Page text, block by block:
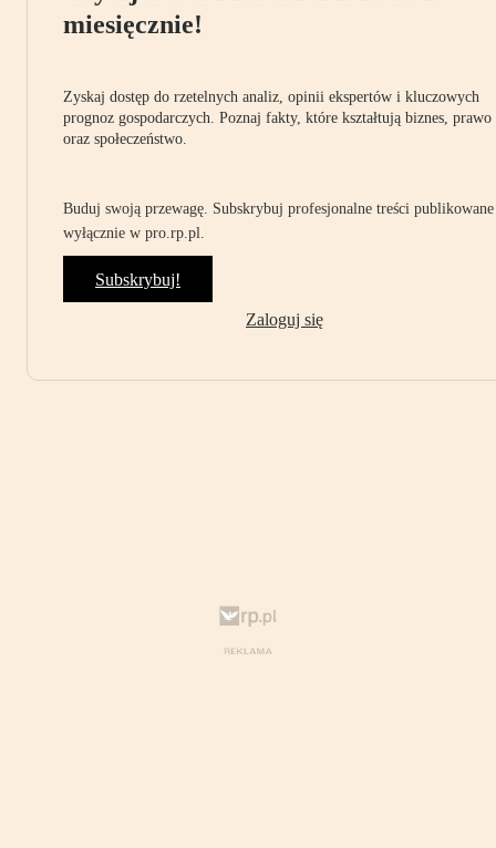
miesięcznie!
Zyskaj dostęp do rzetelnych analiz, opinii ekspertów i kluczowych
prognoz gospodarczych. Poznaj fakty, które kształtują biznes, prawo
oraz społeczeństwo.
Buduj swoją przewagę. Subskrybuj profesjonalne treści publikowane
wyłącznie w pro.rp.pl.
Subskrybuj!
Zaloguj się